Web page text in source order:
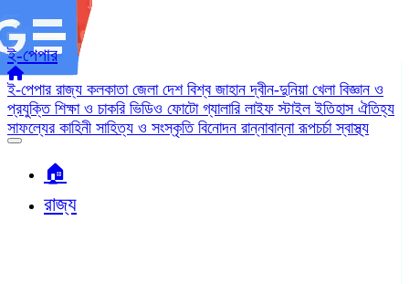
ই-পেপার
ই-পেপার রাজ্য কলকাতা জেলা দেশ বিশ্ব জাহানদ্বীন-দুনিয়া খেলা বিজ্ঞান ও
প্রযুক্তি শিক্ষা ও চাকরি ভিডিও ফোটো গ্যালারি লাইফ স্টাইলইতিহাস ঐতিহ্য
সাফল্যের কাহিনী সাহিত্য ও সংস্কৃতি বিনোদন রান্নাবান্নারূপচর্চাস্বাস্থ্য
🏠︎
রাজ্য